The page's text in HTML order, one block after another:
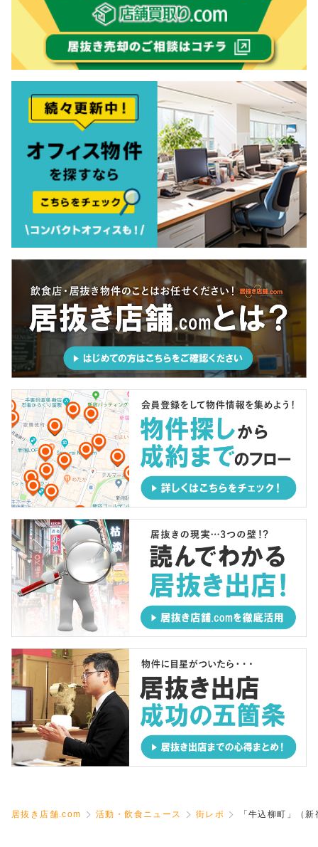
居抜き店舗.com 活動・飲食ニュース 街レポ 「牛込柳町」（